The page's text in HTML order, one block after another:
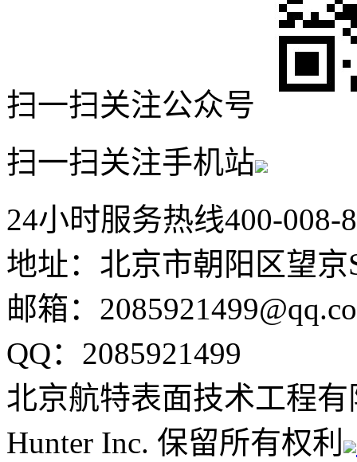
扫一扫关注公众号
扫一扫关注手机站
24小时服务热线400-008-
地址：北京市朝阳区望京
邮箱：
QQ：2085921499
北京航特表面技术工程
Hunter Inc. 保留所有权利